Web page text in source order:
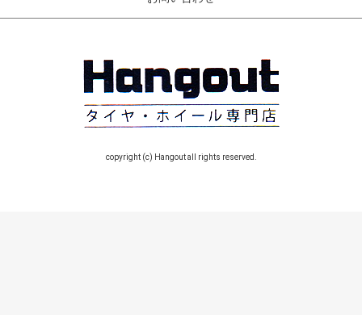
copyright (c) Hangout all rights reserved.